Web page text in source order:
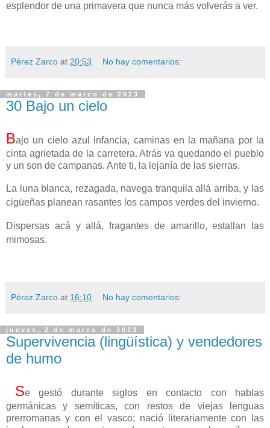
esplendor de una primavera que nunca más volverás a ver.
Pérez Zarco at 20:53 No hay comentarios:
martes, 7 de marzo de 2023
30 Bajo un cielo
Bajo un cielo azul infancia, caminas en la mañana por la
cinta agrietada de la carretera. Atrás va quedando el pueblo
y un son de campanas. Ante ti, la lejanía de las sierras.
La luna blanca, rezagada, navega tranquila allá arriba, y las
cigüeñas planean rasantes los campos verdes del invierno.
Dispersas acá y allá, fragantes de amarillo, estallan las
mimosas.
Pérez Zarco at 16:10 No hay comentarios:
jueves, 2 de marzo de 2023
Supervivencia (lingüística) y vendedores
de humo
Se gestó durante siglos en contacto con hablas
germánicas y semíticas, con restos de viejas lenguas
prerromanas y con el vasco; nació literariamente con las